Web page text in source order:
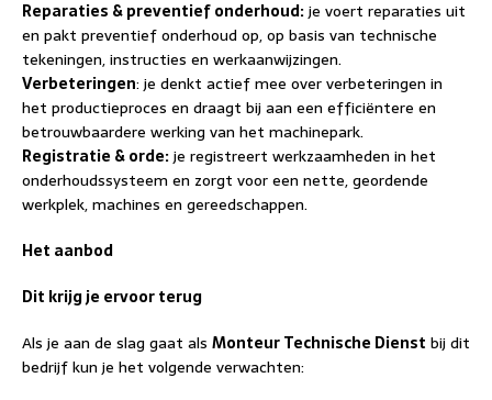
Reparaties & preventief onderhoud:je voert reparaties uit
en pakt preventief onderhoud op, op basis van technische
tekeningen, instructies en werkaanwijzingen.
Verbeteringen: je denkt actief mee over verbeteringen in
het productieproces en draagt bij aan een efficiëntere en
betrouwbaardere werking van het machinepark.
Registratie & orde:je registreert werkzaamheden in het
onderhoudssysteem en zorgt voor een nette, geordende
werkplek, machines en gereedschappen.
Het aanbod
Dit krijg je ervoor terug
Als je aan de slag gaat als Monteur Technische Dienst bij dit
bedrijf kun je het volgende verwachten: